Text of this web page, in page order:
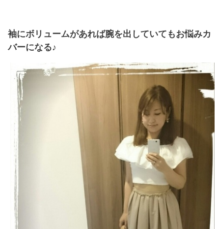
袖にボリュームがあれば腕を出していてもお悩みカ
バーになる♪